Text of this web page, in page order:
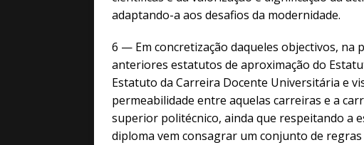
adaptando-a aos desafios da modernidade.
6 — Em concretização daqueles objectivos, na
anteriores estatutos de aproximação do
Estatuto da Carreira Docente Universitária e
permeabilidade entre aquelas carreiras e a
superior politécnico, ainda que respeitando a
diploma vem consagrar um conjunto de